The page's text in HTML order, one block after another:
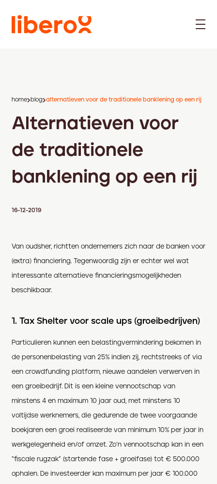
home blog alternatieven voor de traditionele banklening op een rij
Alternatieven voor
de traditionele
banklening op een rij
16-12-2019
Van oudsher, richtten ondernemers zich naar de banken voor
(extra) financiering. Tegenwoordig zijn er echter wel wat
interessante alternatieve financieringsmogelijkheden
beschikbaar.
1. Tax Shelter voor scale ups (groeibedrijven)
Particulieren kunnen een belastingvermindering bekomen in
de personenbelasting van 25% indien zij, rechtstreeks of via
een crowdfunding platform, nieuwe aandelen verwerven in
een groeibedrijf. Dit is een kleine vennootschap van
minstens 4 en maximum 10 jaar oud, met minstens 10
voltijdse werknemers, die gedurende de twee voorgaande
boekjaren een groei realiseerde van minimum 10% per jaar in
werkgelegenheid en/of omzet. Zo’n vennootschap kan in een
“fiscale rugzak” (startende fase + groeifase) tot € 500.000
ophalen. De investeerder kan maximum per jaar € 100.000